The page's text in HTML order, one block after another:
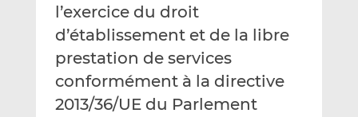
n
k
l’exercice du droit
d’établissement et de la libre
prestation de services
conformément à la directive
2013/36/UE du Parlement